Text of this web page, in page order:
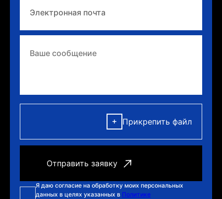
Прикрепить файл
Я даю согласие на обработку моих персональных
данных в целях указанных в Политике